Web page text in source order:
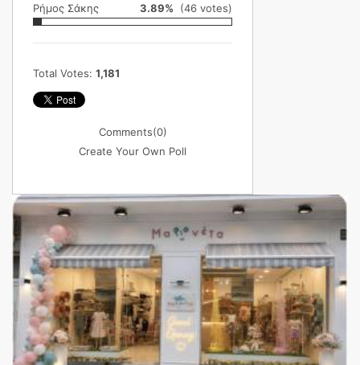
Ρήμος Σάκης 3.89% (46 votes)
Total Votes: 1,181
Comments(0)
Create Your Own Poll